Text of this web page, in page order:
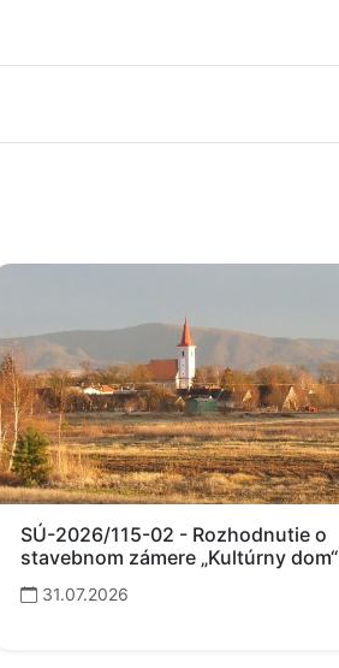
SÚ-2026/115-02 - Rozhodnutie o
stavebnom zámere „Kultúrny dom“
31.07.2026